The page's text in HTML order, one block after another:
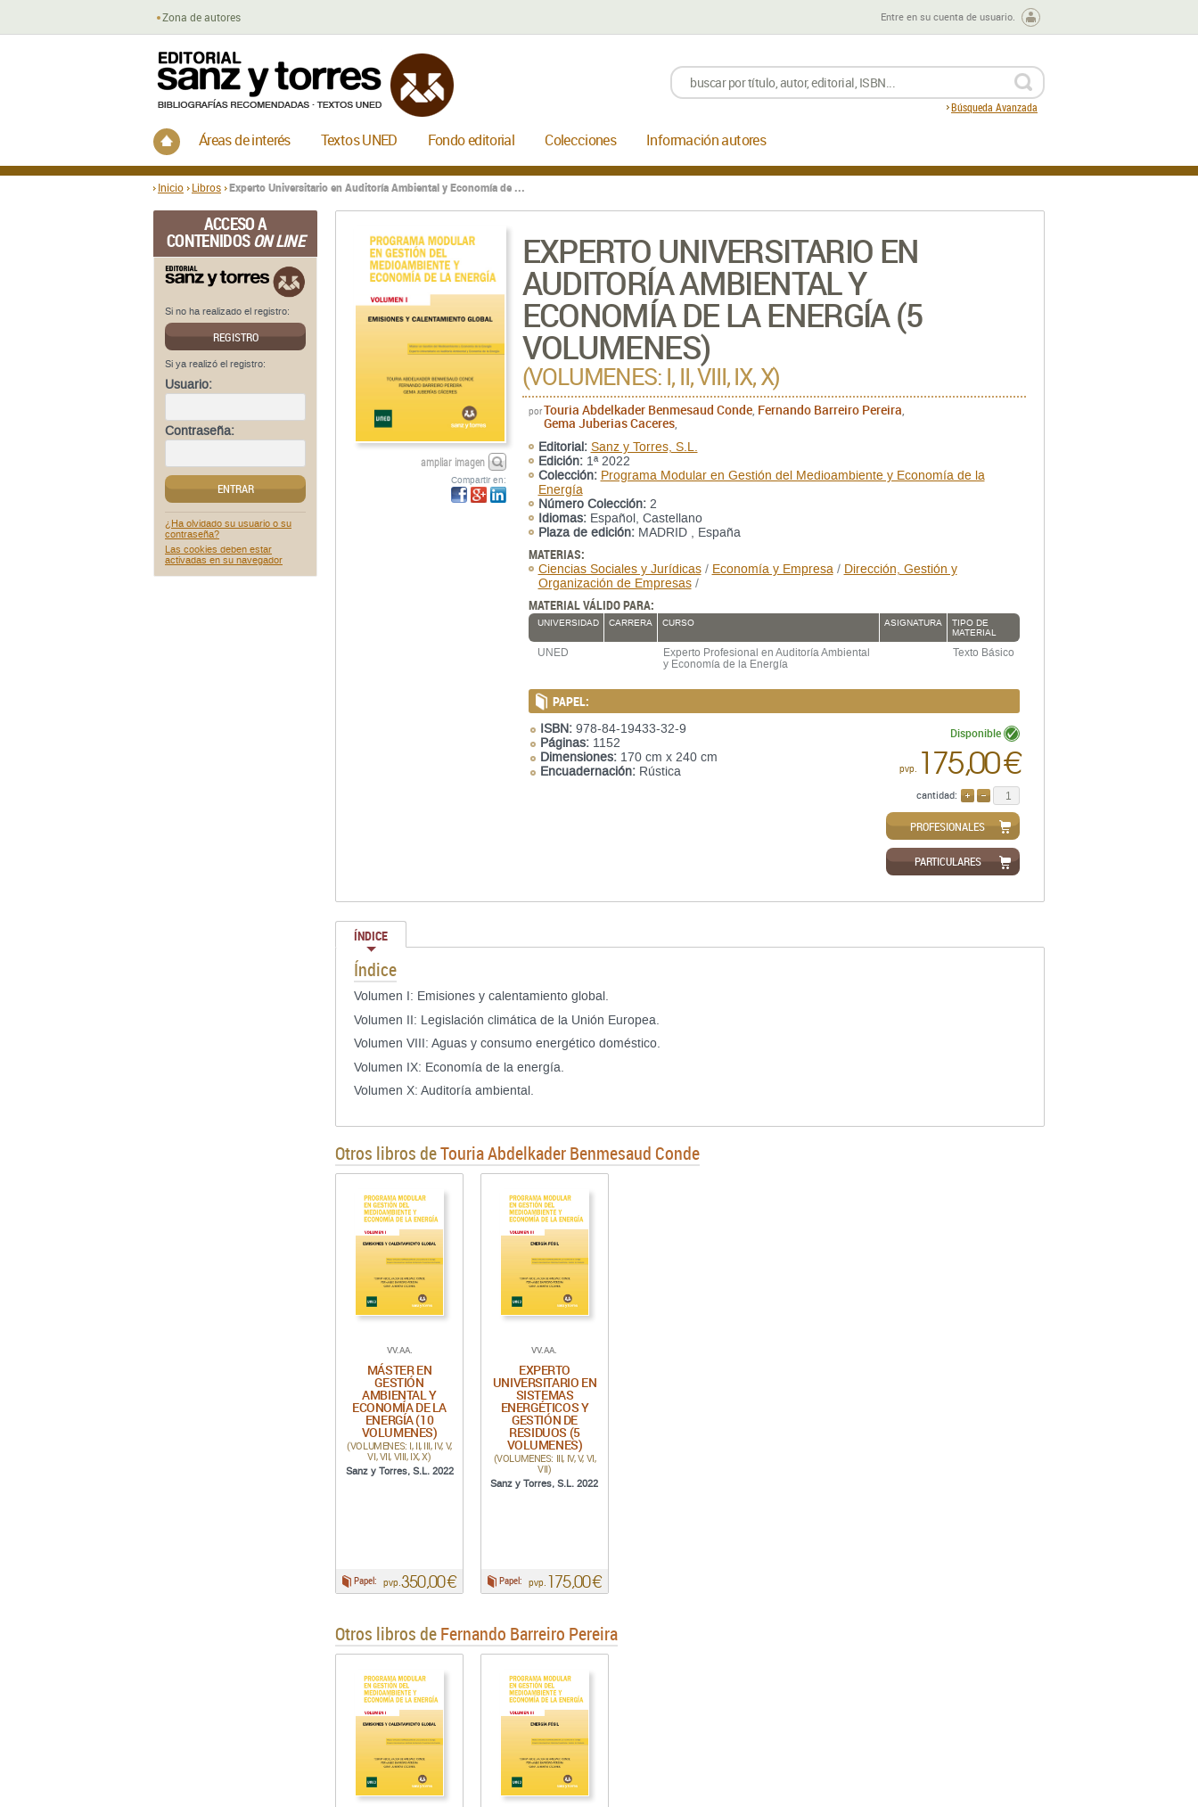
Inicio Libros Experto Universitario en Auditoría Ambiental y Economía de ...
Entre en su cuenta de usuario.
Búsqueda Avanzada
Inicio
Áreas de interés Textos UNED Fondo editorial Colecciones Información autores
Zona de autores
ACCESO A
CONTENIDOSON LINE
Si no ha realizado el registro:
REGISTRO
Si ya realizó el registro:
Usuario:
Contraseña:
ENTRAR
¿Ha olvidado su usuario o su
contraseña?
Las cookies deben estar
activadas en su navegador
EXPERTO UNIVERSITARIO EN
AUDITORÍA AMBIENTAL Y
ECONOMÍA DE LA ENERGÍA (5
VOLUMENES)
(VOLUMENES: I, II, VIII, IX, X)
ampliar imagen
Compartir en:
por Touria Abdelkader Benmesaud Conde, Fernando Barreiro Pereira
Gema Juberias Caceres,
Editorial: Sanz y Torres, S.L.
Edición:1ª 2022
Colección: Programa Modular en Gestión del Medioambiente y Economía de la
Energía
Número Colección:2
Idiomas:Español, Castellano
Plaza de edición:MADRID , España
MATERIAS:
Ciencias Sociales y Jurídicas/ Economía y Empresa/ Dirección, Gestión y
Organización de Empresas/
MATERIAL VÁLIDO PARA:
UNIVERSIDAD CARRERA CURSO ASIGNATURA
TIPO DE
MATERIAL
UNED
Experto Profesional en Auditoría Ambiental
y Economía de la Energía
Texto Básico
PAPEL:
ISBN:978-84-19433-32-9
Páginas:1152
Dimensiones:170 cm x 240 cm
Encuadernación:Rústica
Disponible
pvp. 175,00 €
cantidad:
PROFESIONALES
PARTICULARES
ÍNDICE
Índice
Volumen I: Emisiones y calentamiento global.
Volumen II: Legislación climática de la Unión Europea.
Volumen VIII: Aguas y consumo energético doméstico.
Volumen IX: Economía de la energía.
Volumen X: Auditoría ambiental.
Otros libros deTouria Abdelkader Benmesaud Conde
VV.AA.
MÁSTER EN
GESTIÓN
AMBIENTAL Y
ECONOMÍA DE LA
ENERGÍA (10
VOLUMENES)
(VOLUMENES: I, II, III, IV, V,
VI, VII, VIII, IX, X)
Sanz y Torres, S.L. 2022
Papel: pvp.350,00 €
VV.AA.
EXPERTO
UNIVERSITARIO EN
SISTEMAS
ENERGÉTICOS Y
GESTIÓN DE
RESIDUOS (5
VOLUMENES)
(VOLUMENES: III, IV, V, VI,
VII)
Sanz y Torres, S.L. 2022
Papel: pvp. 175,00 €
Otros libros deFernando Barreiro Pereira